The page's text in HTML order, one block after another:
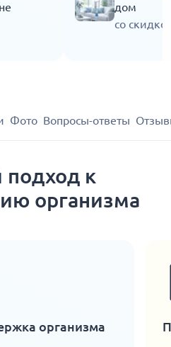
дом
со
Фото Вопросы-ответы
к
организма
организма